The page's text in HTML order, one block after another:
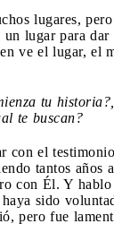
lugares,
un lugar para
ve el lugar, el
tu
te buscan?
con el
tantos años
con Él. Y hablo
sido
pero fue